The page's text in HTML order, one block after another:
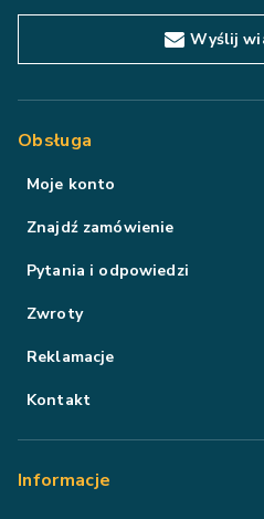
Wyślij
Obsługa
Moje konto
Znajdź zamówienie
Pytania i odpowiedzi
Zwroty
Reklamacje
Kontakt
Informacje